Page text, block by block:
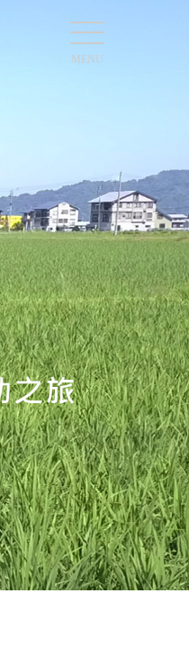
MENU